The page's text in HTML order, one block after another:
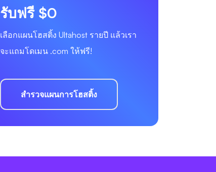
รับฟรี $0
เลือกแผนโฮสติ้ง Ultahost รายปี แล้วเรา
จะแถมโดเมน .com ให้ฟรี!
สำรวจแผนการโฮสติ้ง